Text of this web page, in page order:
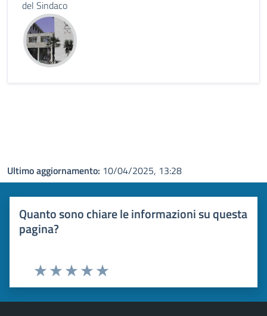
del Sindaco
Ultimo aggiornamento: 10/04/2025, 13:28
Quanto sono chiare le informazioni su questa
pagina?
Valuta 5 stelle su 5
Valuta 4 stelle su 5
Valuta 3 stelle su 5
Valuta 2 stelle su 5
Valuta 1 stelle su 5